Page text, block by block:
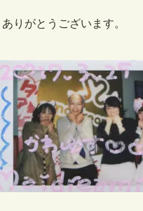
りがとうございます。